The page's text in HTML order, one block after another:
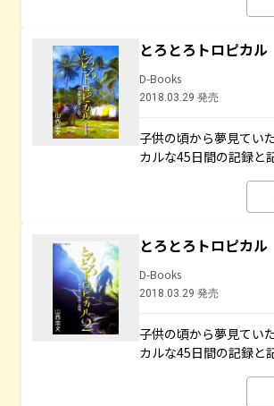
とろとろトロピカ
D-Books
2018.03.29 発売
子供の頃から夢見てい
カルな45日間の記録と
とろとろトロピカ
D-Books
2018.03.29 発売
子供の頃から夢見てい
カルな45日間の記録と